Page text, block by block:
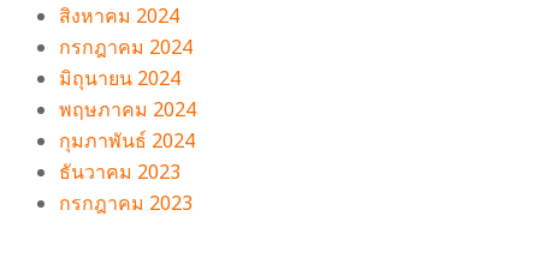
สิงหาคม 2024
กรกฎาคม 2024
มิถุนายน 2024
พฤษภาคม 2024
กุมภาพันธ์ 2024
ธันวาคม 2023
กรกฎาคม 2023